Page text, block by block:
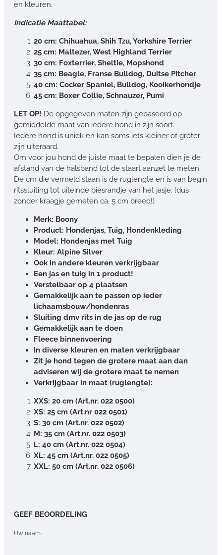
en kleuren.
Indicatie Maattabel:
20 cm: Chihuahua, Shih Tzu, Yorkshire Terrier
25 cm: Maltezer, West Highland Terrier
30 cm: Foxterrier, Sheltie, Mopshond
35 cm: Beagle, Franse Bulldog, Duitse Pitcher
40 cm: Cocker Spaniel, Bulldog, Kooikerhondje
45 cm: Boxer Collie, Schnauzer, Pumi
LET OP! De opgegeven maten zijn gebaseerd op
gemiddelde maat van iedere hond in zijn soort.
Iedere hond is uniek en kan soms iets kleiner of groter
zijn uiteraard.
Om voor jou hond de juiste maat te bepalen dien je de
afstand van de halsband tot de staart aanzet te meten.
De cm die vermeld staan is de ruglengte en is van begin
ritssluiting tot uiteinde biesrandje van het jasje. (dus
zonder kraagje gemeten ca. 5 cm breed!)
Merk: Boony
Product: Hondenjas, Tuig, Hondenkleding
Model: Hondenjas met Tuig
Kleur: Alpine Silver
Ook in andere kleuren verkrijgbaar
Een jas en tuig in 1 product!
Verstelbaar op 4 plaatsen
Gemakkelijk aan te passen op ieder
lichaamsbouw/hondenras
Sluiting dmv rits in de jas op de rug
Gemakkelijk aan te doen
Fleece binnenvoering
In diverse kleuren en maten verkrijgbaar
Zit je hond tegen de grotere maat aan dan
adviseren wij de grotere maat te nemen
Verkrijgbaar in maat (ruglengte):
XXS: 20 cm (Art.nr. 022 0500)
XS: 25 cm (Art.nr 022 0501)
S: 30 cm (Art.nr. 022 0502)
M: 35 cm (Art.nr. 022 0503)
L: 40 cm (Art.nr. 022 0504)
XL: 45 cm (Art.nr. 022 0505)
XXL: 50 cm (Art.nr. 022 0506)
GEEF BEOORDELING
Uw naam: